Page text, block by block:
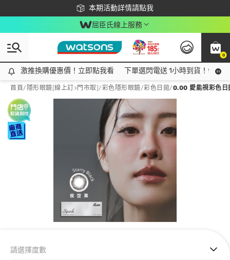
本期活動詳情請點我
下載app最高回饋$350
屈臣氏線上服務
0
激推換購優惠價！立即點我看
激推換購優惠價！立即點我看 下單選閃電送 1小時到貨！領神
首頁/ 隱形眼鏡[線上訂>門市取]/彩色隱形眼鏡/彩色日拋/0.00 愛能視彩色日
請選擇度數